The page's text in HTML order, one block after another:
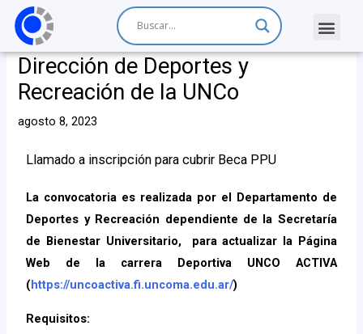
Dirección de Deportes y
Recreación de la UNCo
agosto 8, 2023
Llamado a inscripción para cubrir Beca PPU
La convocatoria es realizada por el Departamento de
Deportes y Recreación dependiente de la Secretaría
de Bienestar Universitario, para actualizar la Página
Web de la carrera Deportiva UNCO ACTIVA
(https://uncoactiva.fi.uncoma.edu.ar/)
Requisitos: